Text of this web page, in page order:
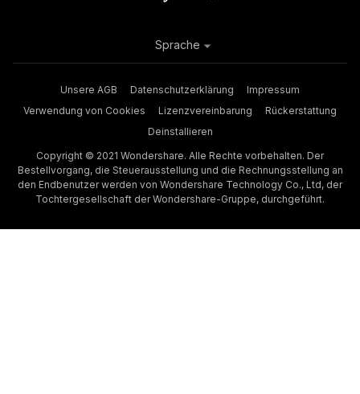
Unsere AGB Datenschutzerklärung
Impressum
Verwendung von Cookies
Lizenzvereinbarung
Rückerstattung
Deinstallieren
Copyright © 2021 Wondershare. Alle Rechte vorbehalten. Der
Bestellvorgang, die Steuerausstellung und die Rechnungsstellung an
den Endbenutzer werden von Wondershare Technology Co., Ltd, der
Tochtergesellschaft der Wondershare-Gruppe, durchgeführt.
Sprache